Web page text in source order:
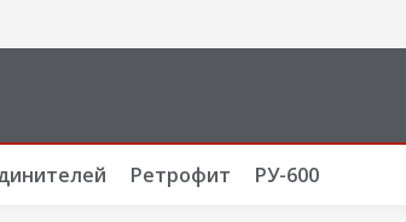
Ретрофит РУ-600